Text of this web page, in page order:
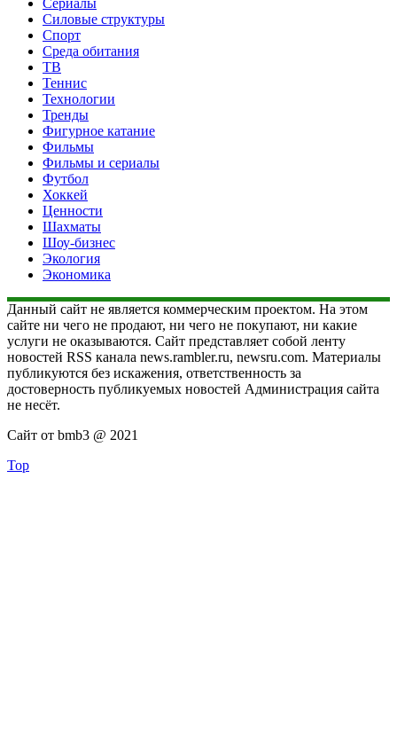
Сериалы
Силовые структуры
Спорт
Среда обитания
ТВ
Теннис
Технологии
Тренды
Фигурное катание
Фильмы
Фильмы и сериалы
Футбол
Хоккей
Ценности
Шахматы
Шоу-бизнес
Экология
Экономика
Данный сайт не является коммерческим проектом. На этом
сайте ни чего не продают, ни чего не покупают, ни какие
услуги не оказываются. Сайт представляет собой ленту
новостей RSS канала news.rambler.ru, newsru.com. Материалы
публикуются без искажения, ответственность за
достоверность публикуемых новостей Администрация сайта
не несёт.
Сайт от bmb3 @ 2021
Top